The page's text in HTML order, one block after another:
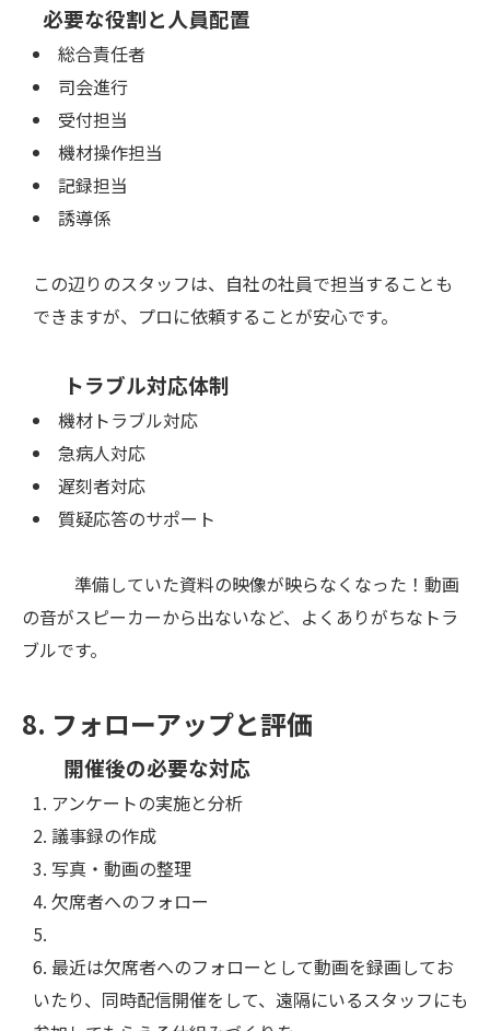
必要な役割と人員配置
総合責任者
司会進行
受付担当
機材操作担当
記録担当
誘導係
この辺りのスタッフは、自社の社員で担当することも
できますが、プロに依頼することが安心です。
トラブル対応体制
機材トラブル対応
急病人対応
遅刻者対応
質疑応答のサポート
準備していた資料の映像が映らなくなった！動画
の音がスピーカーから出ないなど、よくありがちなトラ
ブルです。
8. フォローアップと評価
開催後の必要な対応
アンケートの実施と分析
議事録の作成
写真・動画の整理
欠席者へのフォロー
最近は欠席者へのフォローとして動画を録画してお
いたり、同時配信開催をして、遠隔にいるスタッフにも